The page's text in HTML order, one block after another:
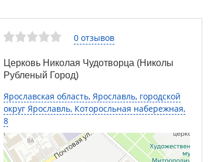
0 отзывов
Церковь Николая Чудотворца (Николы
Рубленый Город)
Ярославская область, Ярославль, городской
округ Ярославль, Которосльная набережная,
8